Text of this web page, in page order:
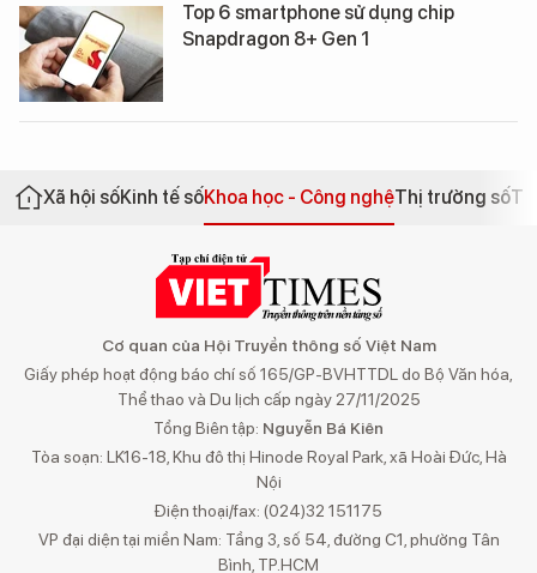
Top 6 smartphone sử dụng chip
Snapdragon 8+ Gen 1
Xã hội sốKinh tế sốKhoa học - Công nghệThị trường số
Cơ quan của Hội Truyền thông số Việt Nam
Giấy phép hoạt động báo chí số 165/GP-BVHTTDL do Bộ Văn hóa,
Thể thao và Du lịch cấp ngày 27/11/2025
Tổng Biên tập: Nguyễn Bá Kiên
Tòa soạn: LK16-18, Khu đô thị Hinode Royal Park, xã Hoài Đức, Hà
Nội
Điện thoại/fax: (024)32 151175
VP đại diện tại miền Nam: Tầng 3, số 54, đường C1, phường Tân
Bình, TP.HCM